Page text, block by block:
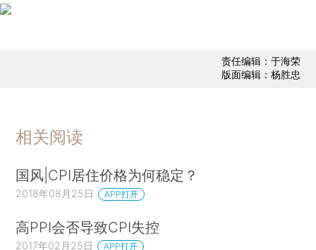
责任编辑：于海荣
版面编辑：杨胜忠
相关阅读
国风|CPI居住价格为何稳定？
2018年08月25日 APP打开
高PPI会否导致CPI失控
2017年02月25日 APP打开